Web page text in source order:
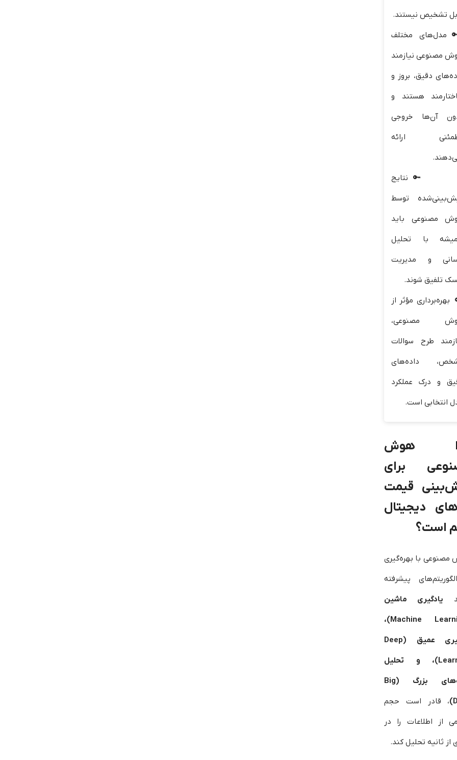
تشخیص نیستند.
مدل‌های مختلف
مصنوعی نیازمند
دقیق، بروز و
هستند و
آن‌ها خروجی
ارائه
نتایج
توسط
مصنوعی باید
با تحلیل
و مدیریت
تلفیق شوند.
بهره‌برداری مؤثر از
مصنوعی،
طرح سوالات
داده‌های
و درک عملکرد
انتخابی است.
هوش
برای
قیمت
دیجیتال
است؟
با بهره‌گیری
پیشرفته
یادگیری ماشین
(Machine Learning)،
یادگیری عمیق (Deep
Learning)، و تحلیل
داده‌های بزرگ (Big
، قادر است حجم
از اطلاعات را در
از ثانیه تحلیل کند.